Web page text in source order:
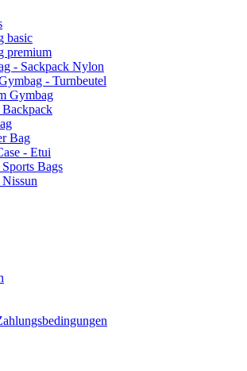
basic
premium
- Sackpack Nylon
- Turnbeutel
Gymbag
Bag
- Etui
Bags